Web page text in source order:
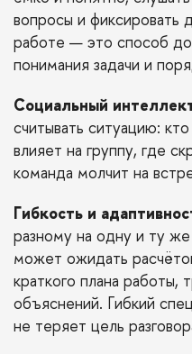
вопросы и фиксировать
работе — это способ
понимания задачи и
Социальный
считывать ситуацию:
влияет на группу, где
команда молчит на
Гибкость и
разному на одну и ту
может ожидать
краткого плана
объяснений. Гибкий
не теряет цель